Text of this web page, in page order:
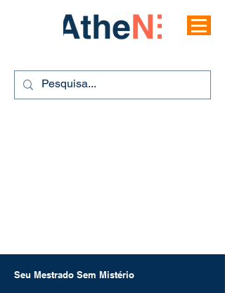
Seu Mestrado Sem Mistério